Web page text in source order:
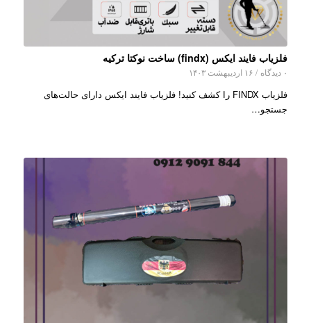
فلزیاب فایند ایکس (findx) ساخت نوکتا ترکیه
۰ دیدگاه / ۱۶ اردیبهشت ۱۴۰۳
فلزیاب FINDX را کشف کنید! فلزیاب فایند ایکس دارای حالت‌های
جستجو…